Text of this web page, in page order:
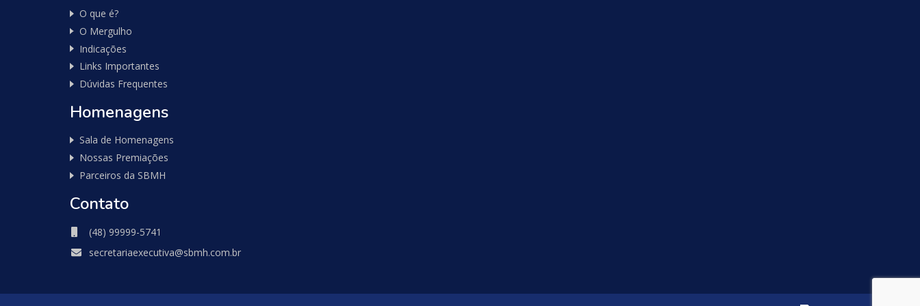
O que é?
O Mergulho
Indicações
Links Importantes
Dúvidas Frequentes
Homenagens
Sala de Homenagens
Nossas Premiações
Parceiros da SBMH
Contato
(48) 99999-5741
secretariaexecutiva@sbmh.com.br